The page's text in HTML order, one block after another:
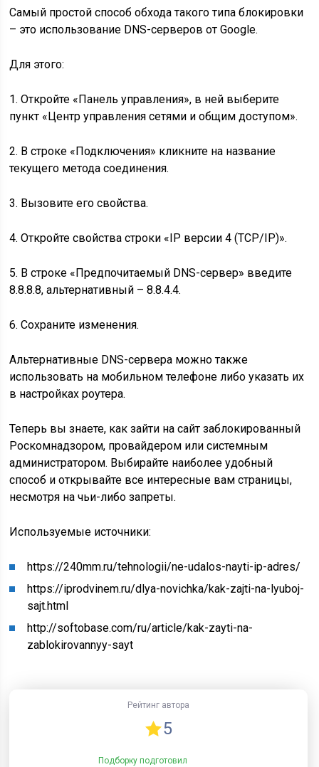
Самый простой способ обхода такого типа блокировки
– это использование DNS-серверов от Google.
Для этого:
1. Откройте «Панель управления», в ней выберите
пункт «Центр управления сетями и общим доступом».
2. В строке «Подключения» кликните на название
текущего метода соединения.
3. Вызовите его свойства.
4. Откройте свойства строки «IP версии 4 (TCP/IP)».
5. В строке «Предпочитаемый DNS-сервер» введите
8.8.8.8, альтернативный – 8.8.4.4.
6. Сохраните изменения.
Альтернативные DNS-сервера можно также
использовать на мобильном телефоне либо указать их
в настройках роутера.
Теперь вы знаете, как зайти на сайт заблокированный
Роскомнадзором, провайдером или системным
администратором. Выбирайте наиболее удобный
способ и открывайте все интересные вам страницы,
несмотря на чьи-либо запреты.
Используемые источники:
https://240mm.ru/tehnologii/ne-udalos-nayti-ip-adres/
https://iprodvinem.ru/dlya-novichka/kak-zajti-na-lyuboj-
sajt.html
http://softobase.com/ru/article/kak-zayti-na-
zablokirovannyy-sayt
Рейтинг автора
5
Подборку подготовил